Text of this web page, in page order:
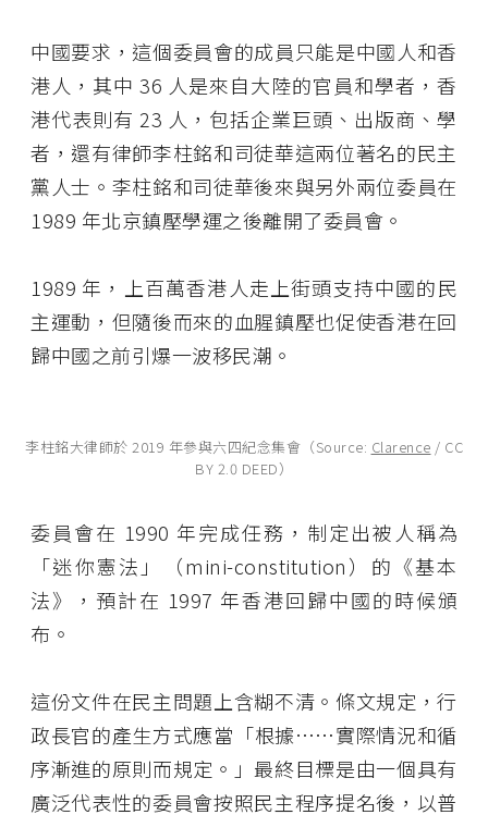
中國要求，這個委員會的成員只能是中國人和香
港人，其中 36 人是來自大陸的官員和學者，香
港代表則有 23 人，包括企業巨頭、出版商、學
者，還有律師李柱銘和司徒華這兩位著名的民主
黨人士。李柱銘和司徒華後來與另外兩位委員在
1989 年北京鎮壓學運之後離開了委員會。
1989 年，上百萬香港人走上街頭支持中國的民
主運動，但隨後而來的血腥鎮壓也促使香港在回
歸中國之前引爆一波移民潮。
李柱銘大律師於 2019 年參與六四紀念集會（Source: Clarence / CC
BY 2.0 DEED）
委員會在 1990 年完成任務，制定出被人稱為
「迷你憲法」（mini-constitution）的《基本
法》，預計在 1997 年香港回歸中國的時候頒
布。
這份文件在民主問題上含糊不清。條文規定，行
政長官的產生方式應當「根據……實際情況和循
序漸進的原則而規定。」最終目標是由一個具有
廣泛代表性的委員會按照民主程序提名後，以普